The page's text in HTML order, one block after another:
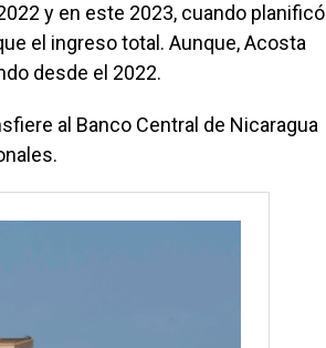
y en este 2023, cuando planificó
el ingreso total. Aunque, Acosta
desde el 2022.
al Banco Central de Nicaragua